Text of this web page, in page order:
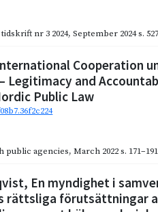
nr 3 2024,September 2024s.
Cooperation
Legitimacy and
Public Law
public agencies,March 2022 s. 171–191
En myndighet i
rättsliga förutsättningar